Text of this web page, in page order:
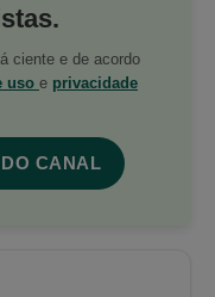
ciente e de acordo
uso e privacidade
CANAL